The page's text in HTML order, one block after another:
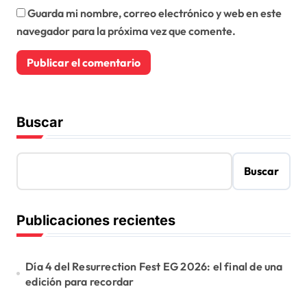
Guarda mi nombre, correo electrónico y web en este
navegador para la próxima vez que comente.
Buscar
Buscar
Publicaciones recientes
Día 4 del Resurrection Fest EG 2026: el final de una
edición para recordar